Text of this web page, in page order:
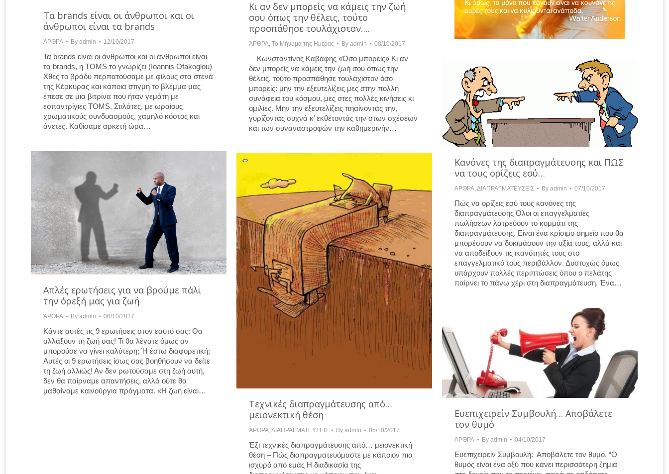
Τα brands είναι οι άνθρωποι και οι
άνθρωποι είναι τα brands
ΆΡΘΡΑ By admin 12/10/2017
Τα brands είναι οι άνθρωποι και οι άνθρωποι είναι
τα brands, η TOMS το γνωρίζει (Ioannis Ofakoglou)
Χθες το βράδυ περπατούσαμε με φίλους στα στενά
της Κέρκυρας και κάποια στιγμή το βλέμμα μας
έπεσε σε μια βιτρίνα που ήταν γεμάτη με
εσπαντρίγιες TOMS. Στιλάτες, με ωραίους
χρωματικούς συνδυασμούς, χαμηλό κόστος και
άνετες. Καθίσαμε αρκετή ώρα…
Κι αν δεν μπορείς να κάμεις την ζωή
σου όπως την θέλεις, τούτο
προσπάθησε τουλάχιστον….
ΆΡΘΡΑ, Το Μήνυμα της Ημέρας By admin 08/10/2017
Κωνσταντίνος Καβάφης «Όσο μπορείς» Κι αν
δεν μπορείς να κάμεις την ζωή σου όπως την
θέλεις, τούτο προσπάθησε τουλάχιστον όσο
μπορείς: μην την εξευτελίζεις μες στην πολλή
συνάφεια του κόσμου, μες στες πολλές κινήσεις κι
ομιλίες. Μην την εξευτελίζεις πηαίνοντάς την,
γυρίζοντας συχνά κ’ εκθέτοντάς την στων σχέσεων
και των συναναστροφών την καθημερινήν…
Κανόνες της διαπραγμάτευσης και ΠΩΣ
να τους ορίζεις εσύ…
ΆΡΘΡΑ,ΔΙΑΠΡΑΓΜΑΤΕΥΣΕΙΣ By admin 07/10/2017
Πώς να ορίζεις εσύ τους κανόνες της
διαπραγμάτευσης Όλοι οι επαγγελματίες
πωλήσεων λατρεύουν το κομμάτι της
διαπραγμάτευσης. Είναι ένα κρίσιμο σημείο που θα
μπορέσουν να δοκιμάσουν την αξία τους, αλλά και
να αποδείξουν τις ικανότητές τους στο
επαγγελματικό τους περιβάλλον. Δυστυχώς όμως
υπάρχουν πολλές περιπτώσεις όπου ο πελάτης
παίρνει το πάνω χέρι στη διαπραγμάτευση. Ένα…
Απλές ερωτήσεις για να βρούμε πάλι
την όρεξή μας για ζωή
ΆΡΘΡΑ By admin 06/10/2017
Κάντε αυτές τις 9 ερωτήσεις στον εαυτό σας: Θα
αλλάξουν τη ζωή σας! Τι θα λέγατε όμως αν
μπορούσε να γίνει καλύτερη; Ή έστω διαφορετική;
Αυτές οι 9 ερωτήσεις ίσως σας βοηθήσουν να δείτε
τη ζωή αλλιώς! Αν δεν ρωτούσαμε στη ζωή αυτή,
δεν θα παίρναμε απαντήσεις, αλλά ούτε θα
μαθαίναμε καινούργια πράγματα. «Η ζωή είναι…
Τεχνικές διαπραγμάτευσης από…
μειονεκτική θέση
ΆΡΘΡΑ,ΔΙΑΠΡΑΓΜΑΤΕΥΣΕΙΣ By admin 05/10/2017
Έξι τεχνικές διαπραγμάτευσης από… μειονεκτική
θέση – Πώς διαπραγματευόμαστε με κάποιον πιο
ισχυρό από εμάς Η διαδικασία της
Ευεπιχειρείν Συμβουλή… Αποβάλετε
τον θυμό
ΆΡΘΡΑ By admin 04/10/2017
Ευεπιχειρείν Συμβουλή: Αποβάλετε τον θυμό. “Ο
θυμός είναι ένα οξύ που κάνει περισσότερη ζημιά